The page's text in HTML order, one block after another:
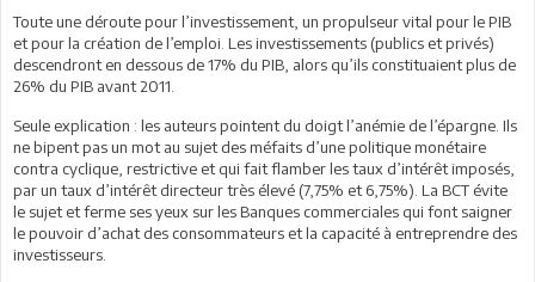
Toute une déroute pour l’investissement, un propulseur vital pour le PIB
et pour la création de l’emploi. Les investissements (publics et privés)
descendront en dessous de 17% du PIB, alors qu’ils constituaient plus de
26% du PIB avant 2011.
Seule explication : les auteurs pointent du doigt l’anémie de l’épargne. Ils
ne bipent pas un mot au sujet des méfaits d’une politique monétaire
contra cyclique, restrictive et qui fait flamber les taux d’intérêt imposés,
par un taux d’intérêt directeur très élevé (7,75% et 6,75%). La BCT évite
le sujet et ferme ses yeux sur les Banques commerciales qui font saigner
le pouvoir d’achat des consommateurs et la capacité à entreprendre des
investisseurs.